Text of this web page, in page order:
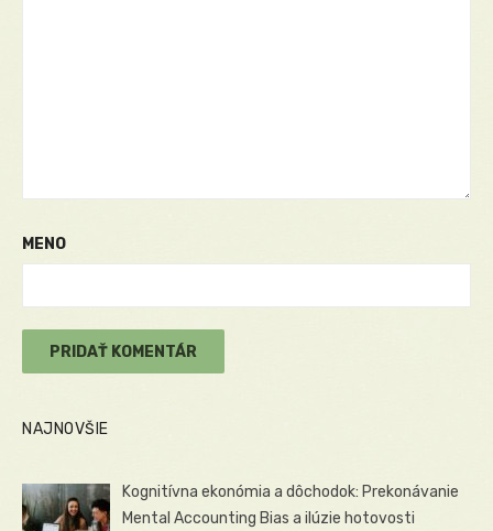
MENO
NAJNOVŠIE
Kognitívna ekonómia a dôchodok: Prekonávanie
Mental Accounting Bias a ilúzie hotovosti